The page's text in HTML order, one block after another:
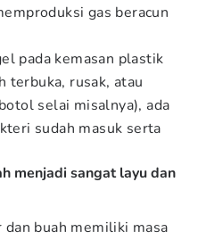
gas beracun
pada kemasan plastik
terbuka, rusak, atau
selai misalnya), ada
sudah masuk serta
menjadi sangat layu dan
buah memiliki masa